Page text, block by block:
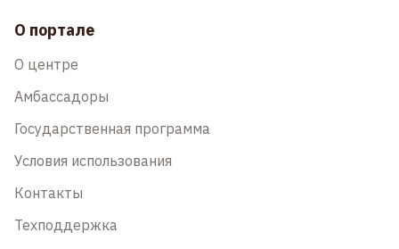
О портале
О центре
Амбассадоры
Государственная программа
Условия использования
Контакты
Техподдержка